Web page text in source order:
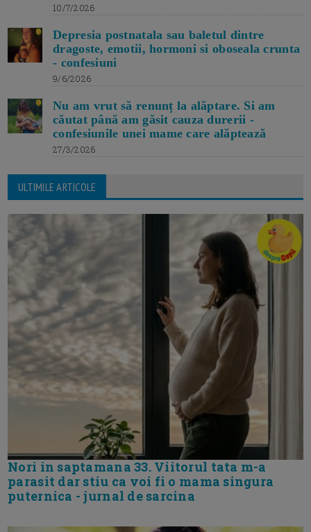
10/7/2026
Depresia postnatala sau baletul dintre
dragoste, emotii, hormoni si oboseala crunta
- confesiuni
9/6/2026
Nu am vrut să renunț la alăptare. Si am
căutat până am găsit cauza durerii -
confesiunile unei mame care alăptează
27/3/2026
ULTIMILE ARTICOLE
Nori in saptamana 33. Viitorul tata m-a
parasit dar stiu ca voi fi o mama singura
puternica - jurnal de sarcina